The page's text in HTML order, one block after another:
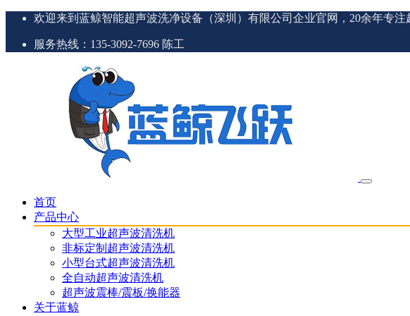
欢迎来到蓝鲸智能超声波洗净设备（深圳）有限公司企业官网，20余年专
服务热线：135-3092-7696 陈工
首页
产品中心
大型工业超声波清洗机
非标定制超声波清洗机
小型台式超声波清洗机
全自动超声波清洗机
超声波震棒/震板/换能器
关于蓝鲸